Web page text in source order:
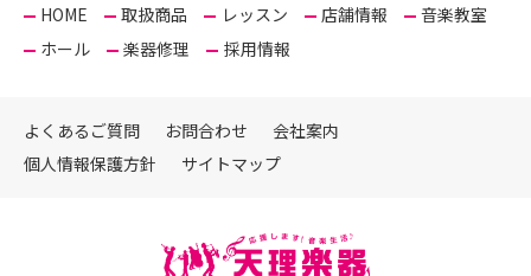
HOME 取扱商品 レッスン 店舗情報
音楽教室
ホール
楽器修理 採用情報
よくあるご質問 お問合わせ
会社案内
個人情報保護方針
サイトマップ